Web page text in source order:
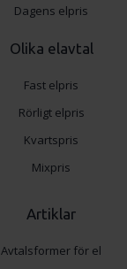
Dagens elpris
Olika elavtal
Fast elpris
Rörligt elpris
Kvartspris
Mixpris
Artiklar
Avtalsformer för el